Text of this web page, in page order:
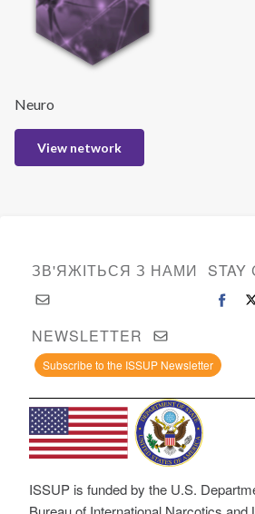
Neuro
View network
ЗВ'ЯЖІТЬСЯ З НАМИ STAY
NEWSLETTER
Subscribe to the ISSUP Newsletter
ISSUP is funded by the U.S.